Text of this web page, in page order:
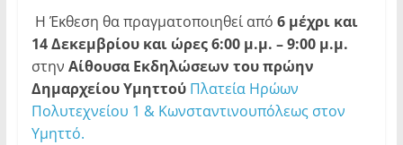
Η Έκθεση θα πραγματοποιηθεί από 6 μέχρι και
14 Δεκεμβρίου και ώρες 6:00 μ.μ. – 9:00 μ.μ.
στην Αίθουσα Εκδηλώσεων του πρώην
Δημαρχείου Υμηττού Πλατεία Ηρώων
Πολυτεχνείου 1 & Κωνσταντινουπόλεως στον
Υμηττό.